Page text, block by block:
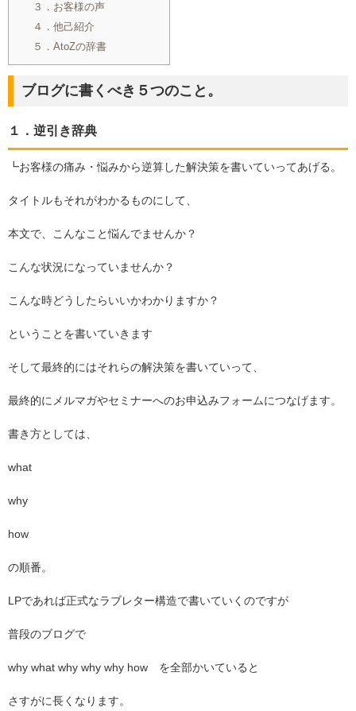
３．お客様の声
４．他己紹介
５．AtoZの辞書
ブログに書くべき５つのこと。
１．逆引き辞典
┗お客様の痛み・悩みから逆算した解決策を書いていってあげる。
タイトルもそれがわかるものにして、
本文で、こんなこと悩んでませんか？
こんな状況になっていませんか？
こんな時どうしたらいいかわかりますか？
ということを書いていきます
そして最終的にはそれらの解決策を書いていって、
最終的にメルマガやセミナーへのお申込みフォームにつなげます。
書き方としては、
what
why
how
の順番。
LPであれば正式なラブレター構造で書いていくのですが
普段のブログで
why what why why why how を全部かいていると
さすがに長くなります。